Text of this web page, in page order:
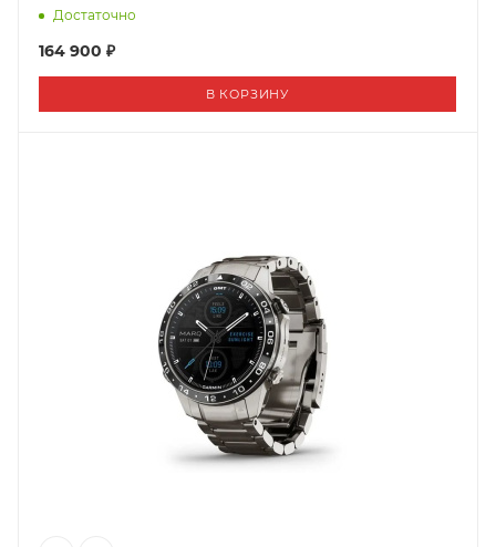
Достаточно
164 900 ₽
В КОРЗИНУ